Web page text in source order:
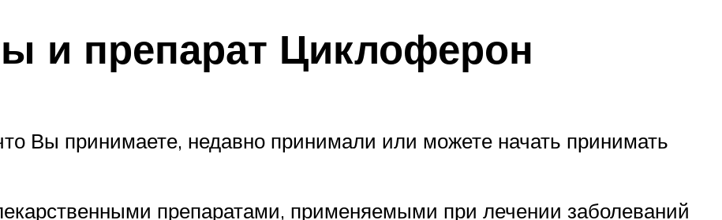
и препарат Циклоферон
Вы принимаете, недавно принимали или можете начать принимать
препаратами, применяемыми при лечении заболеваний